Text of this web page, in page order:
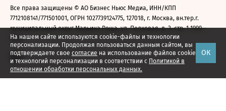
На нашем сайте используются cookie-файлы и технологии
персонализации. Продолжая пользоваться данным сайтом, вы
подтверждаете свое согласие на использование файлов cookie
и технологий персонализации в соответствии с Политикой в
отношении обработки персональных данных.
ОК
Все права защищены © АО Бизнес Ньюс Медиа, ИНН/КПП
7712108141/771501001, ОГРН 1027739124775, 127018, г. Москва, вн.тер.г.
муниципальный округ Марьина Роща, ул. Полковая, д. 3, стр. 1 1999—
2026